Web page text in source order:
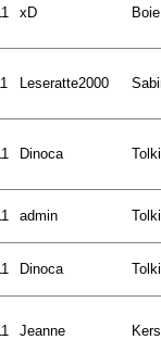
xD
Leseratte2000
Dinoca
admin
Dinoca
Jeanne